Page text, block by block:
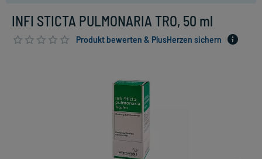
INFI STICTA PULMONARIA TRO, 50 ml
Produkt bewerten & PlusHerzen sichern